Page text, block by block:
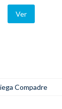
Ver
Compadre